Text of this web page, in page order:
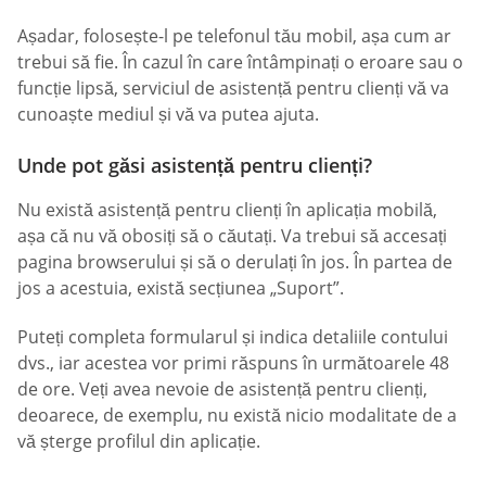
Așadar, folosește-l pe telefonul tău mobil, așa cum ar
trebui să fie. În cazul în care întâmpinați o eroare sau o
funcție lipsă, serviciul de asistență pentru clienți vă va
cunoaște mediul și vă va putea ajuta.
Unde pot găsi asistență pentru clienți?
Nu există asistență pentru clienți în aplicația mobilă,
așa că nu vă obosiți să o căutați. Va trebui să accesați
pagina browserului și să o derulați în jos. În partea de
jos a acestuia, există secțiunea „Suport”.
Puteți completa formularul și indica detaliile contului
dvs., iar acestea vor primi răspuns în următoarele 48
de ore. Veți avea nevoie de asistență pentru clienți,
deoarece, de exemplu, nu există nicio modalitate de a
vă șterge profilul din aplicație.